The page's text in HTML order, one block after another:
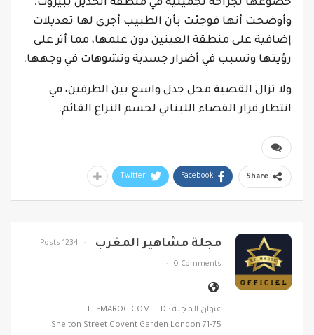
خضوعها لجراحة تجميلية في منطقة الخدين ببيروت.
وأوضحت أنها فوجئت بأن الطبيب أجرى لها تعديلات
إضافية على منطقة العينين دون علمها، مما أثر على
رؤيتها وتسبب في أضرار جسدية وتشوهات في وجهها.
ولا تزال القضية محل جدل واسع بين الطرفين، في
انتظار قرار القضاء اللبناني لحسم النزاع القائم.
Share
Facebook
Twitter
مجلة مشاهير المغرب 1234 Posts
0 Comments
عنوان المجلة : ET-MAROC.COM LTD
71-75 Shelton Street Covent Garden London